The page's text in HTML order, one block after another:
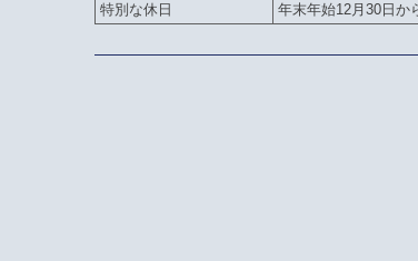
特別な休日 年末年始12月30日か